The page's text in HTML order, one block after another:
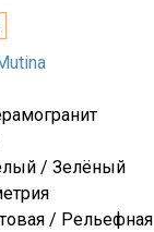
/ Зелёный
/ Рельефная